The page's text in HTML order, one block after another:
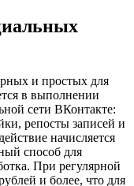
и простых для
в выполнении
сети ВКонтакте:
репосты записей и
начисляется
способ для
При регулярной
и более, что для